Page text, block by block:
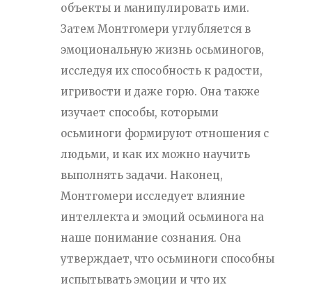
объекты и манипулировать ими.
Затем Монтгомери углубляется в
эмоциональную жизнь осьминогов,
исследуя их способность к радости,
игривости и даже горю. Она также
изучает способы, которыми
осьминоги формируют отношения с
людьми, и как их можно научить
выполнять задачи. Наконец,
Монтгомери исследует влияние
интеллекта и эмоций осьминога на
наше понимание сознания. Она
утверждает, что осьминоги способны
испытывать эмоции и что их